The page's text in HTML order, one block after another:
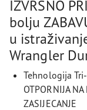
IZVRSNO
bolju
u
Wrangler
Tehnologija
OTPORNIJA NA
ZASIJECANJE